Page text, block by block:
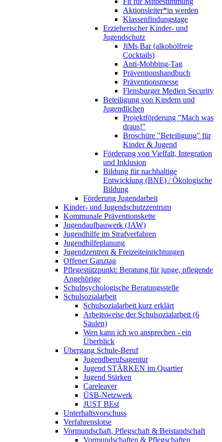
Aktionsleiter*in werden
Klassenfindungstage
Erzieherischer Kinder- und
Jugendschutz
JiMs Bar (alkoholfreie
Cocktails)
Anti-Mobbing-Tag
Präventionshandbuch
Präventionsmesse
Flensburger Medien Security
Beteiligung von Kindern und
Jugendlichen
Projektförderung "Mach was
draus!"
Broschüre "Beteiligung" für
Kinder & Jugend
Förderung von Vielfalt, Integration
und Inklusion
Bildung für nachhaltige
Entwicklung (BNE) / Ökologische
Bildung
Förderung Jugendarbeit
Kinder- und Jugendschutzzentrum
Kommunale Präventionskette
Jugendaufbauwerk (JAW)
Jugendhilfe im Strafverfahren
Jugendhilfeplanung
Jugendzentren & Freizeiteinrichtungen
Offener Ganztag
Pflegestützpunkt: Beratung für junge, pflegende
Angehörige
Schulpsychologische Beratungsstelle
Schulsozialarbeit
Schulsozialarbeit kurz erklärt
Arbeitsweise der Schulsozialarbeit (6
Säulen)
Wen kann ich wo ansprechen - ein
Überblick
Übergang Schule-Beruf
Jugendberufsagentur
Jugend STÄRKEN im Quartier
Jugend Stärken
Careleaver
ÜSB-Netzwerk
JUST BEst
Unterhaltsvorschuss
Verfahrenslotse
Vormundschaft, Pflegschaft & Beistandschaft
Vormundschaften & Pflegschaften